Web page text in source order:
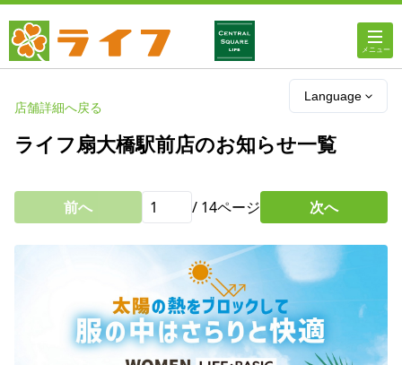
Language
店舗・チラシ情報
ライフのオンラインストア
ライフネットスーパー
企業情報
IR情報
店舗詳細へ戻る
ライフ扇大橋駅前店のお知らせ一覧
前へ / 14ページ 次へ